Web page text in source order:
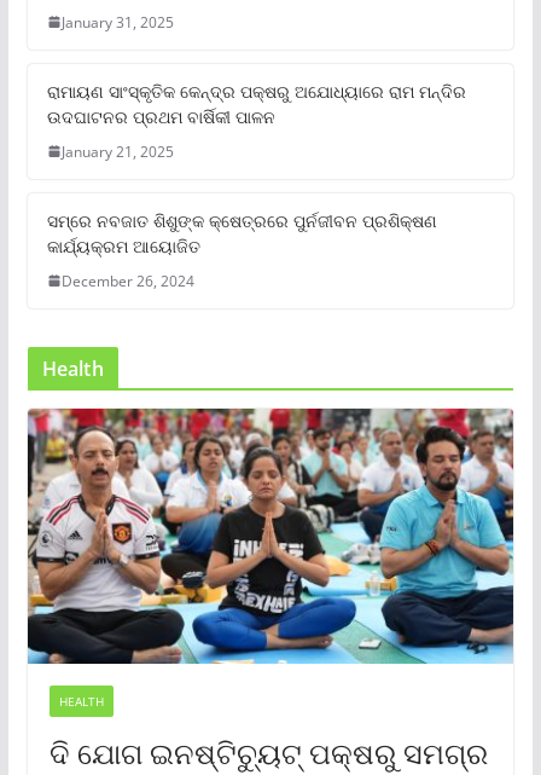
January 31, 2025
ରାମାୟଣ ସାଂସ୍କୃତିକ କେନ୍ଦ୍ର ପକ୍ଷରୁ ଅଯୋଧ୍ୟାରେ ରାମ ମନ୍ଦିର
ଉଦଘାଟନର ପ୍ରଥମ ବାର୍ଷିକୀ ପାଳନ
January 21, 2025
ସମ୍‌ରେ ନବଜାତ ଶିଶୁଙ୍କ କ୍ଷେତ୍ରରେ ପୁର୍ନଜୀବନ ପ୍ରଶିକ୍ଷଣ
କାର୍ଯ୍ୟକ୍ରମ ଆୟୋଜିତ
December 26, 2024
Health
HEALTH
ଦି ଯୋଗ ଇନଷ୍ଟିଚ୍ୟୁଟ୍ ପକ୍ଷରୁ ସମଗ୍ର